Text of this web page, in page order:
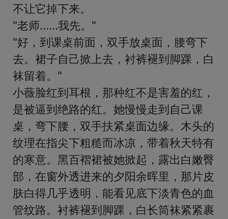
不让它掉下来。
"老师……我先。"
"好，到课桌前面，双手放桌面，腰弯下
去。裙子自己掀上去，衬裤褪到脚踝，白
袜留着。"
小薇脸红到耳根，那种红不是害羞的红，
是被逼到绝路的红。她慢慢走到自己课
桌，弯下腰，双手扶紧桌面边缘。木头的
纹理在指尖下粗糙而冰凉，带着秋天特有
的寒意。黑百褶裙被她掀起，露出白嫩臀
部，在窗外透进来的夕阳余晖里，那片皮
肤白得几乎透明，能看见底下淡青色的血
管纹路。衬裤褪到脚踝，白长筒袜紧紧裹